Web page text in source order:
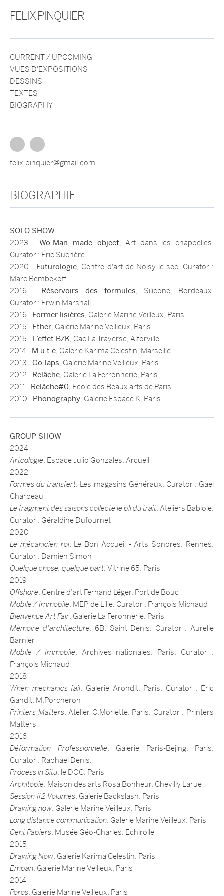
FELIX PINQUIER
CURRENT / UPCOMING
VUES D'EXPOSITIONS
DESSINS
TEXTES
BIOGRAPHY
felix.pinquier@gmail.com
BIOGRAPHIE
SOLO SHOW
2023 -Wo-Man made object, Art dans les chappelles.
Curator : Éric Suchère
2020 - Futurologie, Centre d'art de Noisy-le-sec. Curator :
Marc Bembekoff
2016 - Réservoirs des formules, Silicone, Bordeaux.
Curator : Erwin Marshall
2016 - Former lisières, Galerie Marine Veilleux, Paris
2015 - Ether, Galerie Marine Veilleux, Paris
2015 - L’effet B/K, Cac La Traverse, Alforville
2014 - M u t e, Galerie Karima Celestin, Marseille
2013 -Co-laps, Galerie Marine Veilleux, Paris
2012 - Relâche, Galerie La Ferronnerie, Paris
2011 - Relâche#0, Ecole des Beaux arts de Paris
2010 - Phonography, Galerie Espace K, Paris
GROUP SHOW
2024
Artcologie, Espace Julio Gonzales, Arcueil
2022
Formes du transfert, Les magasins Généraux, Curator : Gaël
Charbeau
Le fragment des saisons collecte le pli du trait, Ateliers Babiole,
Curator : Géraldine Dufournet
2020
Le mécanicien roi, Le Bon Accueil - Arts Sonores, Rennes.
Curator : Damien Simon
Quelque chose, quelque part, Vitrine 65, Paris
2019
Offshore, Centre d’art Fernand Léger, Port de Bouc
Mobile / Immobile, MEP de Lille. Curator : François Michaud
Bienvenue Art Fair, Galerie La Feronnerie, Paris
Mémoire d’architecture, 6B, Saint Denis. Curator : Aurelie
Barnier
Mobile / Immobile, Archives nationales, Paris. Curator :
François Michaud
2018
When mechanics fail, Galerie Arondit, Paris. Curator : Eric
Gandit, M.Porcheron
Printers Matters, Atelier O.Moriette, Paris. Curator : Printers
Matters
2016
Déformation Professionnelle, Galerie Paris-Bejing, Paris.
Curator : Raphaël Denis.
Process in Situ, le DOC, Paris
Architopie, Maison des arts Rosa Bonheur, Chevilly Larue
Session #2 Volumes, Galerie Backslash, Paris
Drawing now, Galerie Marine Veilleux, Paris
Long distance communication, Galerie Marine Veilleux, Paris
Cent Papiers, Musée Géo-Charles, Echirolle
2015
Drawing Now, Galerie Karima Celestin, Paris
Empan, Galerie Marine Veilleux, Paris
2014
Poros, Galerie Marine Veilleux, Paris